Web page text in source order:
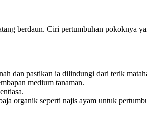
berdaun. Ciri pertumbuhan pokoknya
dan pastikan ia dilindungi dari terik
medium tanaman.
organik seperti najis ayam untuk